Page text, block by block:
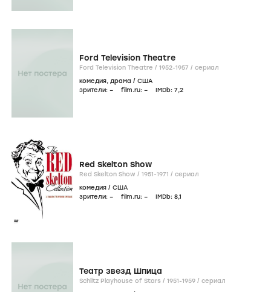
Ford Television Theatre
Ford Television Theatre / 1952-1957 / сериал
комедия, драма / США
зрители: – film.ru: – IMDb: 7,2
Red Skelton Show
Red Skelton Show / 1951-1971 / сериал
комедия / США
зрители: – film.ru: – IMDb: 8,1
Театр звезд Шпица
Schlitz Playhouse of Stars / 1951-1959 / сериал